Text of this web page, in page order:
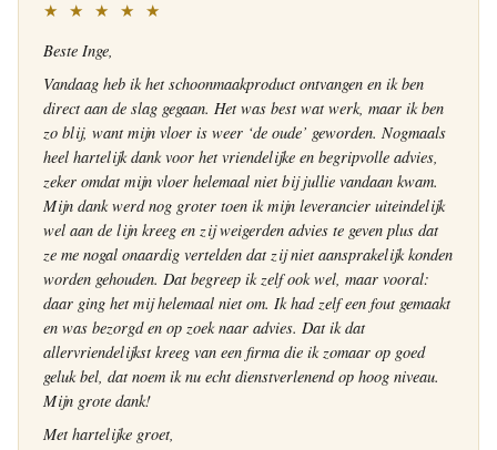
★ ★ ★ ★ ★
Beste Inge,
Vandaag heb ik het schoonmaakproduct ontvangen en ik ben
direct aan de slag gegaan. Het was best wat werk, maar ik ben
zo blij, want mijn vloer is weer ‘de oude’ geworden. Nogmaals
heel hartelijk dank voor het vriendelijke en begripvolle advies,
zeker omdat mijn vloer helemaal niet bij jullie vandaan kwam.
Mijn dank werd nog groter toen ik mijn leverancier uiteindelijk
wel aan de lijn kreeg en zij weigerden advies te geven plus dat
ze me nogal onaardig vertelden dat zij niet aansprakelijk konden
worden gehouden. Dat begreep ik zelf ook wel, maar vooral:
daar ging het mij helemaal niet om. Ik had zelf een fout gemaakt
en was bezorgd en op zoek naar advies. Dat ik dat
allervriendelijkst kreeg van een firma die ik zomaar op goed
geluk bel, dat noem ik nu echt dienstverlenend op hoog niveau.
Mijn grote dank!
Met hartelijke groet,